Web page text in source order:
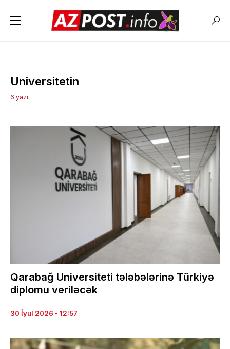
Universitetin
6 yazı
Qarabağ Universiteti tələbələrinə Türkiyə
diplomu veriləcək
30 İyul 2026 - 12:57